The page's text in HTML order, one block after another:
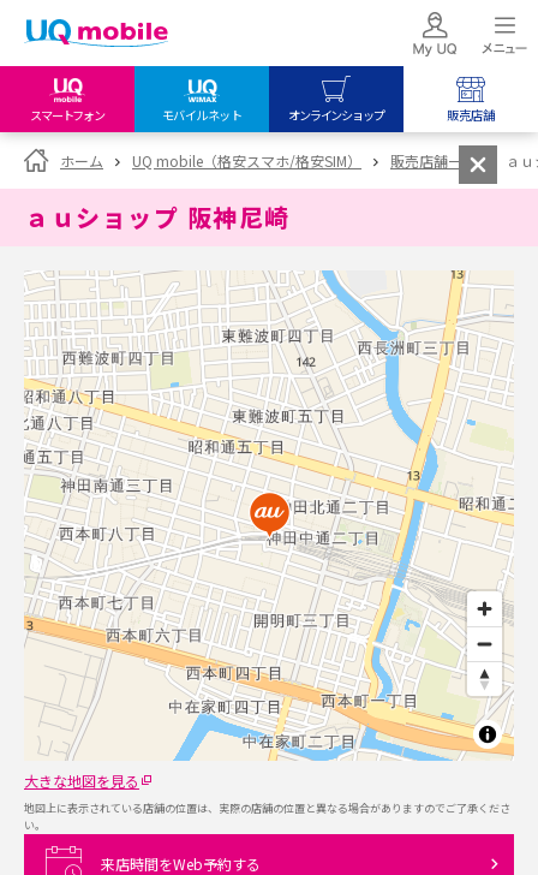
スマートフォン モバイルネット オンラインショップ 販売店舗
my UQ WiMAX
UQ WiMAX ご契約の方
My UQ mobile
UQ mobile
データチャージサイト
UQ mobile
オンラインショップ
UQ WiMAX
UQ mobile
販売店舗
UQ WiMAX
ホーム UQ mobile（格安スマホ/格安SIM） 販売店舗一覧 ａ
ａｕショップ 阪神尼崎
大きな地図を見る
地図上に表示されている店舗の位置は、実際の店舗の位置と異なる場合がありますのでご了承くださ
い。
来店時間をWeb予約する